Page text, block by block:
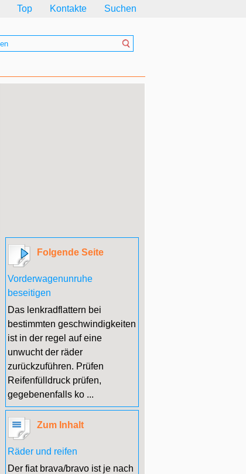
Top Kontakte Suchen
Folgende Seite
Vorderwagenunruhe
beseitigen
Das lenkradflattern bei
bestimmten geschwindigkeiten
ist in der regel auf eine
unwucht der räder
zurückzuführen. Prüfen
Reifenfülldruck prüfen,
gegebenenfalls ko ...
Zum Inhalt
Räder und reifen
Der fiat brava/bravo ist je nach